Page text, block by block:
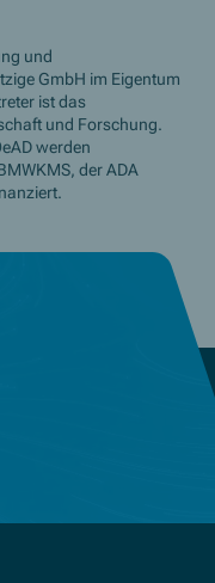
und
GmbH im Eigentum
ist das
und Forschung.
werden
der ADA